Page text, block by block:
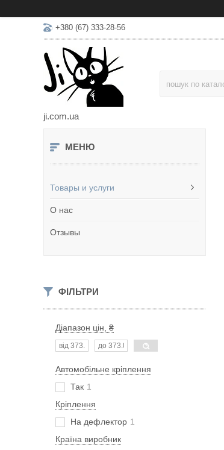
+380 (67) 333-28-56
ji.com.ua
Товары и услуги
О нас
Отзывы
ФІЛЬТРИ
Діапазон цін, ₴
Автомобільне кріплення
Так 1
Кріплення
На дефлектор 1
Країна виробник